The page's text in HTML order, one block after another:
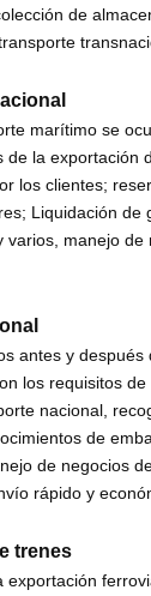
de
marítimo se
de la exportación
los clientes;
Liquidación de
varios, manejo de
antes y
los requisitos de
nacional,
de
de negocios
rápido y
trenes
exportación